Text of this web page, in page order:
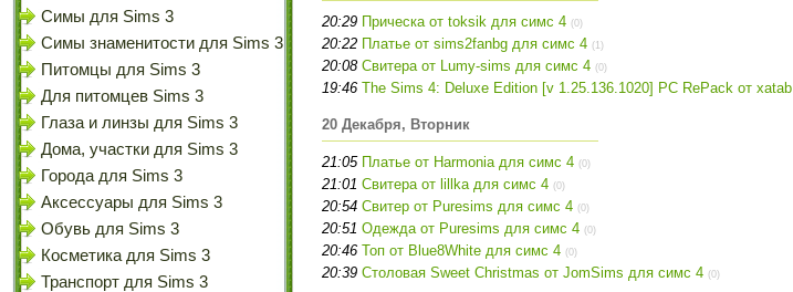
Симы для Sims 3
Симы знаменитости для Sims 3
Питомцы для Sims 3
Для питомцев Sims 3
Глаза и линзы для Sims 3
Дома, участки для Sims 3
Города для Sims 3
Аксессуары для Sims 3
Обувь для Sims 3
Косметика для Sims 3
Транспорт для Sims 3
20:29 Прическа от toksik для симс 4 (0)
20:22 Платье от sims2fanbg для симс 4 (1)
20:08 Свитера от Lumy-sims для симс 4 (0)
19:46 The Sims 4: Deluxe Edition [v 1.25.136.1020] PC RePack от xatab
20 Декабря, Вторник
21:05 Платье от Harmonia для симс 4 (0)
21:01 Свитера от lillka для симс 4 (0)
20:54 Свитер от Puresims для симс 4 (0)
20:51 Одежда от Puresims для симс 4 (0)
20:46 Топ от Blue8White для симс 4 (0)
20:39 Столовая Sweet Christmas от JomSims для симс 4 (0)